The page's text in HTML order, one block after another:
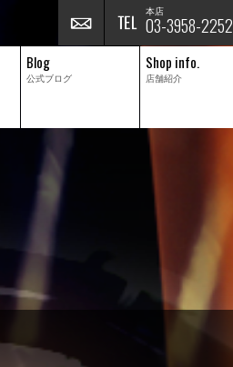
本店
03-3958-2252
Blog
公式ブログ
Shop info.
店舗紹介